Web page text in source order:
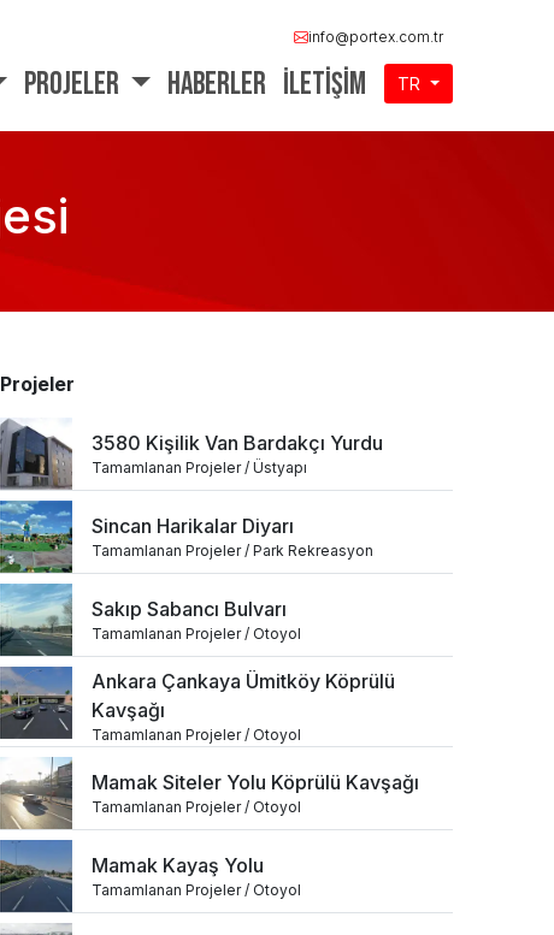
info@portex.com.tr
Projeler Haberler İletişim TR
Projeler
3580 Kişilik Van Bardakçı Yurdu
Tamamlanan Projeler / Üstyapı
Sincan Harikalar Diyarı
Tamamlanan Projeler / Park Rekreasyon
Sakıp Sabancı Bulvarı
Tamamlanan Projeler / Otoyol
Ankara Çankaya Ümitköy Köprülü
Kavşağı
Tamamlanan Projeler / Otoyol
Mamak Siteler Yolu Köprülü Kavşağı
Tamamlanan Projeler / Otoyol
Mamak Kayaş Yolu
Tamamlanan Projeler / Otoyol